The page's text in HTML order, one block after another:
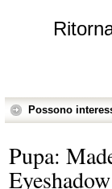
Possono
Pupa:
Eyeshadow